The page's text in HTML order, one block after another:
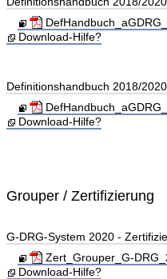
Download-Hilfe?
Definitionshandbuch 2018/
Download-Hilfe?
Grouper / Zertifizierung
G-DRG-System 2020 -
Zert_Grouper_G-
Download-Hilfe?